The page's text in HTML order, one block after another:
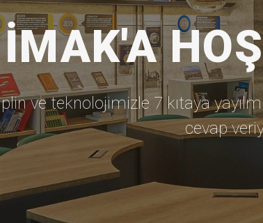
İMAK'A
ve teknolojimizle 7 kıtaya
cevap